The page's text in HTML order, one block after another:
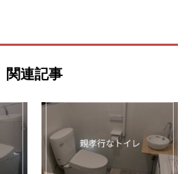
関連記事